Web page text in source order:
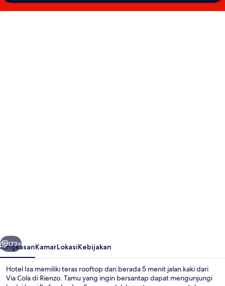
Berikutnya
173+
RingkasanKamarLokasiKebijakan
Hotel Isa memiliki teras rooftop dan berada 5 menit jalan kaki dari
Via Cola di Rienzo. Tamu yang ingin bersantap dapat mengunjungi